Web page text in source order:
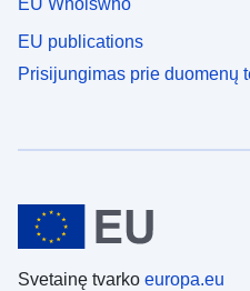
EU Whoiswho
EU publications
Prisijungimas prie duomenų
Svetainę tvarko europa.eu